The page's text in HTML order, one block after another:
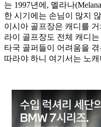
는 1997년에, 멜라나
한 시기에는 손님이 많지
이시아 골프장은 캐디를
라이 골프장도 전체 캐디
타국 골퍼들이 어려움을
따라야 하니 여기서는 노